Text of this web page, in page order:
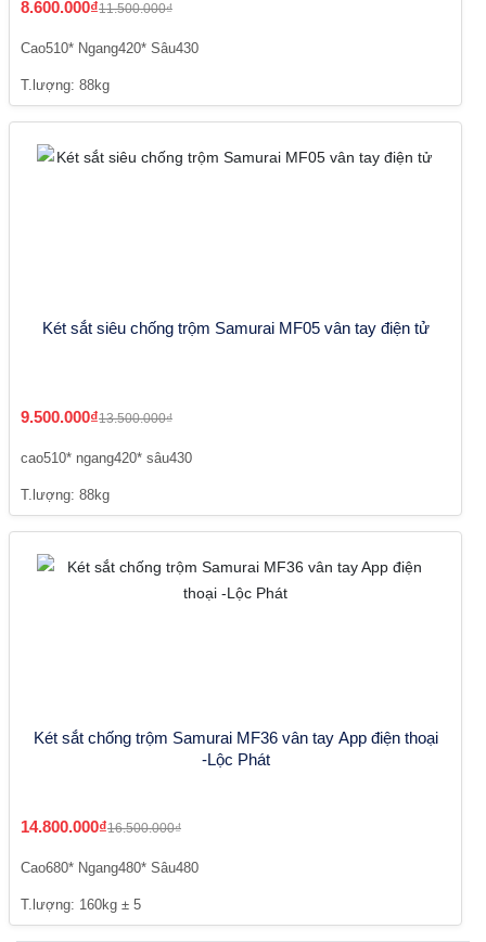
8.600.000₫11.500.000₫
Cao510* Ngang420* Sâu430
T.lượng: 88kg
Két sắt siêu chống trộm Samurai MF05 vân tay điện tử
9.500.000₫13.500.000₫
cao510* ngang420* sâu430
T.lượng: 88kg
Két sắt chống trộm Samurai MF36 vân tay App điện thoại
-Lộc Phát
14.800.000₫16.500.000₫
Cao680* Ngang480* Sâu480
T.lượng: 160kg ± 5